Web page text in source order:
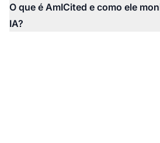
O que é AmICited e como ele
IA?